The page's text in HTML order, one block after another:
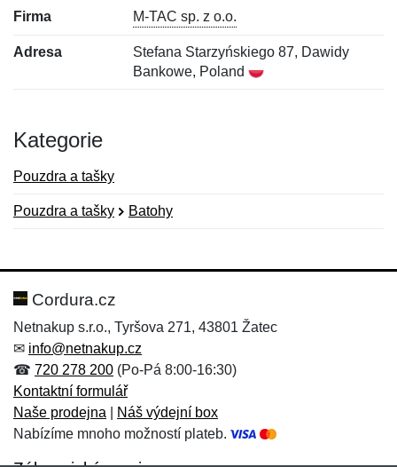
Firma M-TAC sp. z o.o.
Adresa
Stefana Starzyńskiego 87, Dawidy
Bankowe, Poland
Kategorie
Pouzdra a tašky
Pouzdra a tašky Batohy
Hodnocení:
Jméno: *
Jméno:
E-mail:*
Cordura.cz
Netnakup s.r.o., Tyršova 271, 43801 Žatec
✉ info@netnakup.cz
☎ 720 278 200 (Po-Pá 8:00-16:30)
Kontaktní formulář
Naše prodejna
Náš výdejní box
Nabízíme mnoho možností plateb.